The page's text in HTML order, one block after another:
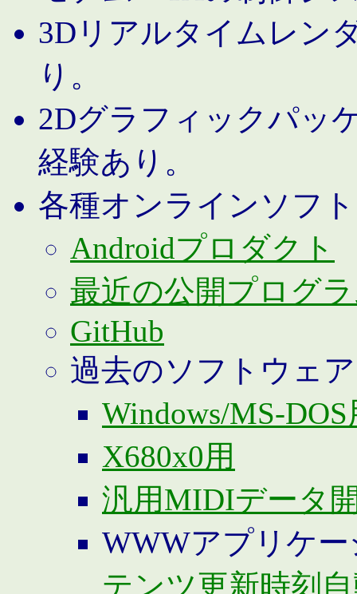
3Dリアルタイムレン
り。
2Dグラフィックパッ
経験あり。
各種オンラインソフ
Androidプロダクト
最近の公開プログ
GitHub
過去のソフトウェア
Windows/MS-DOS
X680x0用
汎用MIDIデータ
WWWアプリケ
テンツ更新時刻